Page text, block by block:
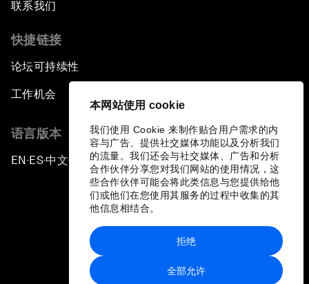
本网站使用 cookie
我们使用 Cookie 来制作贴合用户需求的内
容与广告、提供社交媒体功能以及分析我们
的流量。我们还会与社交媒体、广告和分析
合作伙伴分享您对我们网站的使用情况，这
些合作伙伴可能会将此类信息与您提供给他
们或他们在您使用其服务的过程中收集的其
他信息相结合。
全部允许
拒绝
联系我们
快捷链接
论坛可持续性
工作机会
语言版本
EN ▪ ES▪中文▪ 日本語
站点地图